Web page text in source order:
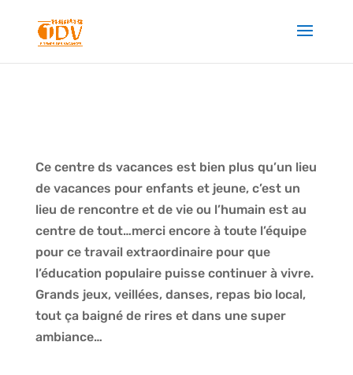
Ce centre ds vacances est bien plus qu’un lieu
de vacances pour enfants et jeune, c’est un
lieu de rencontre et de vie ou l’humain est au
centre de tout…merci encore à toute l’équipe
pour ce travail extraordinaire pour que
l’éducation populaire puisse continuer à vivre.
Grands jeux, veillées, danses, repas bio local,
tout ça baigné de rires et dans une super
ambiance…